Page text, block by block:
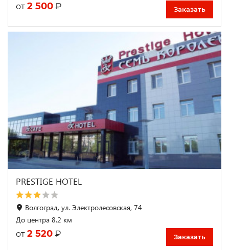
от 2 500 ₽ Заказать
PRESTIGE HOTEL
Волгоград, ул. Электролесовская, 74
До центра 8.2 км
от 2 520 ₽ Заказать